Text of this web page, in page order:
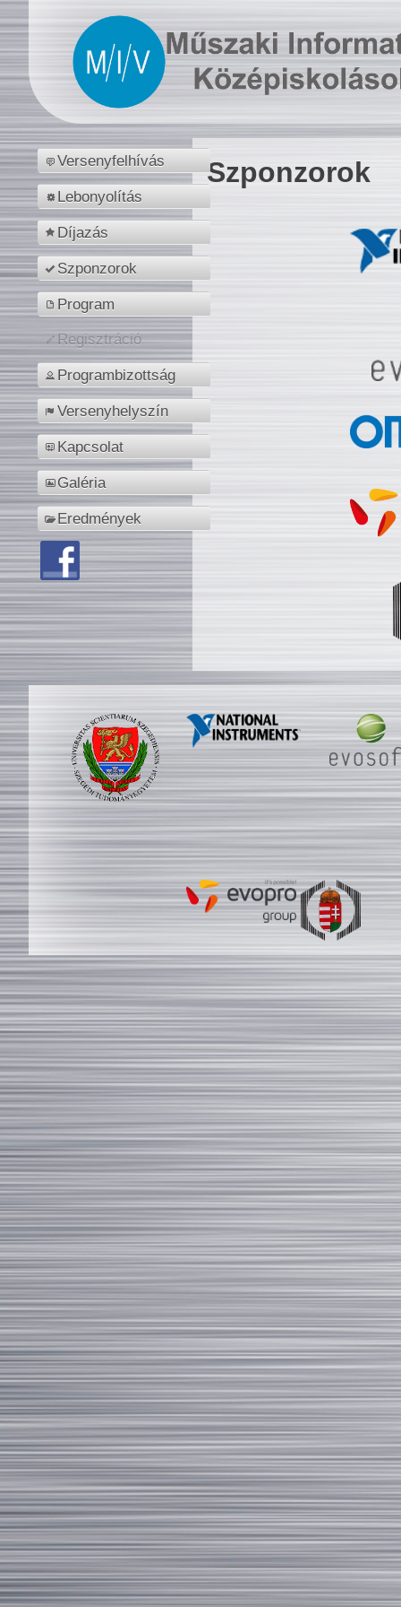
Versenyfelhívás
Lebonyolítás
Díjazás
Szponzorok
Program
Regisztráció
Programbizottság
Versenyhelyszín
Kapcsolat
Galéria
Eredmények
Szponzorok